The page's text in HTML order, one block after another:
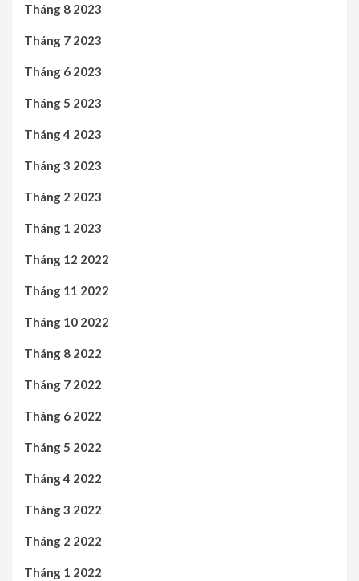
Tháng 8 2023
Tháng 7 2023
Tháng 6 2023
Tháng 5 2023
Tháng 4 2023
Tháng 3 2023
Tháng 2 2023
Tháng 1 2023
Tháng 12 2022
Tháng 11 2022
Tháng 10 2022
Tháng 8 2022
Tháng 7 2022
Tháng 6 2022
Tháng 5 2022
Tháng 4 2022
Tháng 3 2022
Tháng 2 2022
Tháng 1 2022